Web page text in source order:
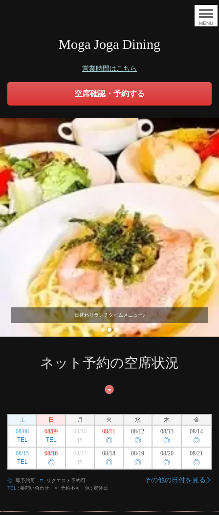
MENU
Moga Joga Dining
営業時間はこちら
空席確認・予約する
日替わりランチタイムメニュー♪
ネット予約の空席状況
土 日 月 火 水 木
金
08/08
TEL
08/09
TEL
08/10
休
08/11
◎
08/12
◎
08/13
◎
08/14
◎
08/15
TEL
08/16
◎
08/17
休
08/18
◎
08/19
◎
08/20
◎
08/21
◎
◎ 即予約可 □
リクエスト予約可
TEL
要問い合わせ × 予約不可 休 定休日
その他の日付を見る